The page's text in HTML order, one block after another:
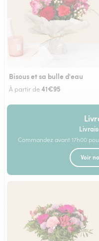
Bisous et sa bulle d'eau
À partir de41€95
Commandez avant 17h00
Voir